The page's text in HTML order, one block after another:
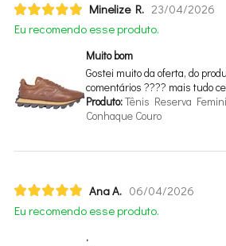
Minelize R. 23/04/2026
Eu recomendo esse produto.
Muito bom
Gostei muito da oferta, do
comentários ???? mais tudo
Produto:Tênis Reserva
Conhaque Couro
Ana A. 06/04/2026
Eu recomendo esse produto.
.